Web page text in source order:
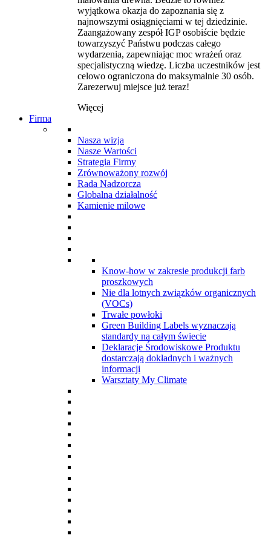
wyjątkowa okazja do zapoznania się z
najnowszymi osiągnięciami w tej dziedzinie.
Zaangażowany zespół IGP osobiście będzie
towarzyszyć Państwu podczas całego
wydarzenia, zapewniając moc wrażeń oraz
specjalistyczną wiedzę. Liczba uczestników jest
celowo ograniczona do maksymalnie 30 osób.
Zarezerwuj miejsce już teraz!
Więcej
Firma
Nasza wizja
Nasze Wartości
Strategia Firmy
Zrównoważony rozwój
Rada Nadzorcza
Globalna działalność
Kamienie milowe
Know-how w zakresie produkcji farb
proszkowych
Nie dla lotnych związków organicznych
(VOCs)
Trwałe powłoki
Green Building Labels wyznaczają
standardy na całym świecie
Deklaracje Środowiskowe Produktu
dostarczają dokładnych i ważnych
informacji
Warsztaty My Climate